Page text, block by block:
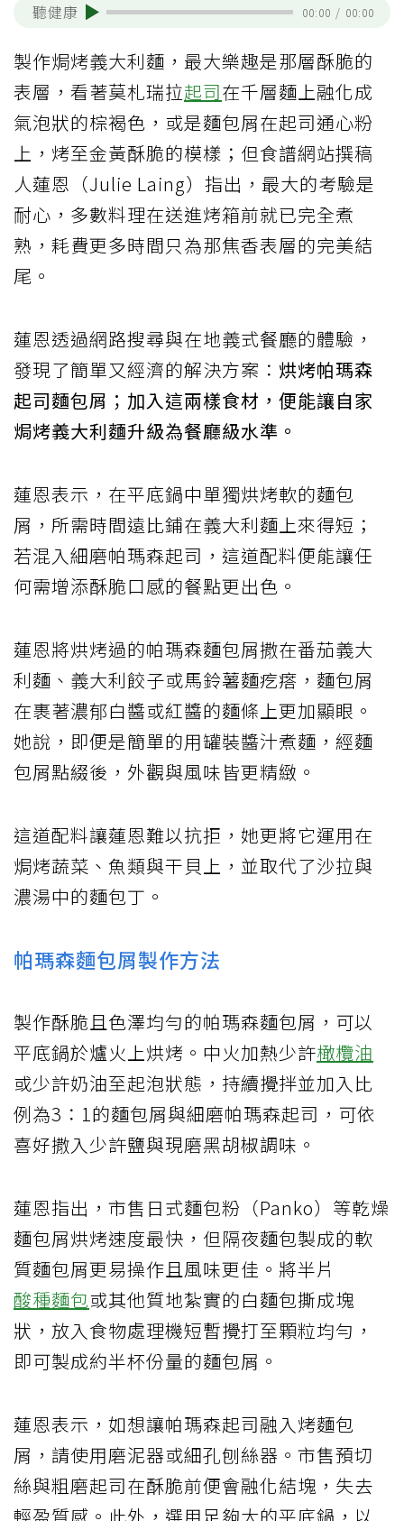
聽健康 00:00 / 00:00
製作焗烤義大利麵，最大樂趣是那層酥脆的
表層，看著莫札瑞拉起司在千層麵上融化成
氣泡狀的棕褐色，或是麵包屑在起司通心粉
上，烤至金黃酥脆的模樣；但食譜網站撰稿
人蓮恩（Julie Laing）指出，最大的考驗是
耐心，多數料理在送進烤箱前就已完全煮
熟，耗費更多時間只為那焦香表層的完美結
尾。
蓮恩透過網路搜尋與在地義式餐廳的體驗，
發現了簡單又經濟的解決方案： 烘烤帕瑪森
起司麵包屑；加入這兩樣食材，便能讓自家
焗烤義大利麵升級為餐廳級水準。
蓮恩表示，在平底鍋中單獨烘烤軟的麵包
屑，所需時間遠比鋪在義大利麵上來得短；
若混入細磨帕瑪森起司，這道配料便能讓任
何需增添酥脆口感的餐點更出色。
蓮恩將烘烤過的帕瑪森麵包屑撒在番茄義大
利麵、義大利餃子或馬鈴薯麵疙瘩，麵包屑
在裹著濃郁白醬或紅醬的麵條上更加顯眼。
她說，即便是簡單的用罐裝醬汁煮麵，經麵
包屑點綴後，外觀與風味皆更精緻。
這道配料讓蓮恩難以抗拒，她更將它運用在
焗烤蔬菜、魚類與干貝上，並取代了沙拉與
濃湯中的麵包丁。
帕瑪森麵包屑製作方法
製作酥脆且色澤均勻的帕瑪森麵包屑，可以
平底鍋於爐火上烘烤。中火加熱少許橄欖油
或少許奶油至起泡狀態，持續攪拌並加入比
例為3：1的麵包屑與細磨帕瑪森起司，可依
喜好撒入少許鹽與現磨黑胡椒調味。
蓮恩指出，市售日式麵包粉（Panko）等乾燥
麵包屑烘烤速度最快，但隔夜麵包製成的軟
質麵包屑更易操作且風味更佳。將半片
酸種麵包或其他質地紮實的白麵包撕成塊
狀，放入食物處理機短暫攪打至顆粒均勻，
即可製成約半杯份量的麵包屑。
蓮恩表示，如想讓帕瑪森起司融入烤麵包
屑，請使用磨泥器或細孔刨絲器。市售預切
絲與粗磨起司在酥脆前便會融化結塊，失去